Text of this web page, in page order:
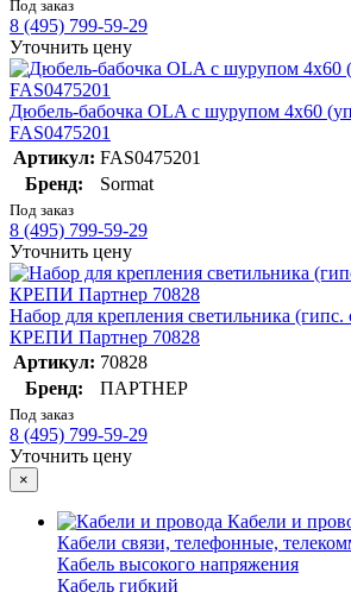
Под заказ
8 (495) 799-59-29
Уточнить цену
Дюбель-бабочка OLA с шурупом 4х60
FAS0475201
Артикул: FAS0475201
Бренд:
Sormat
Под заказ
8 (495) 799-59-29
Уточнить цену
Набор для крепления светильника
КРЕПИ Партнер 70828
Артикул: 70828
Бренд:
ПАРТНЕР
Под заказ
8 (495) 799-59-29
Уточнить цену
×
Кабели и
Кабели связи, телефонные,
Кабель высокого напряжения
Кабель гибкий